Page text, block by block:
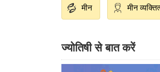
मीन मीन
ज्योतिषी से बात करें